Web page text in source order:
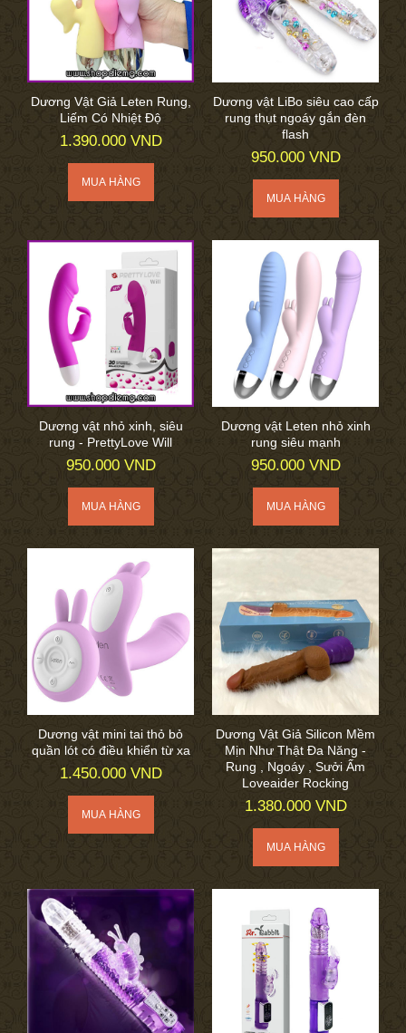
Dương Vật Giả Leten Rung,
Liếm Có Nhiệt Độ
1.390.000 VND
Dương vật LiBo siêu cao cấp
rung thụt ngoáy gắn đèn
flash
950.000 VND
Dương vật nhỏ xinh, siêu
rung - PrettyLove Will
950.000 VND
Dương vật Leten nhỏ xinh
rung siêu mạnh
950.000 VND
Dương vật mini tai thỏ bỏ
quần lót có điều khiển từ xa
1.450.000 VND
Dương Vật Giả Silicon Mềm
Mịn Như Thật Đa Năng -
Rung , Ngoáy , Sưởi Ấm
Loveaider Rocking
1.380.000 VND